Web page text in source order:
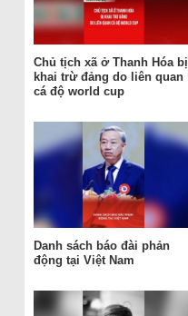
Chủ tịch xã ở Thanh Hóa bị
khai trừ đảng do liên quan
cá độ world cup
Danh sách báo đài phản
động tại Việt Nam